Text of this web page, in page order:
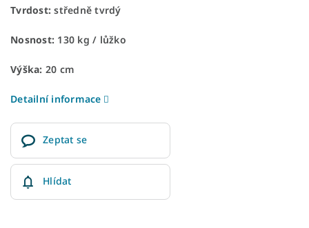
Tvrdost: středně tvrdý
Nosnost: 130 kg ​​​​​/ lůžko
Výška: 20 cm
Detailní informace
Zeptat se
Hlídat